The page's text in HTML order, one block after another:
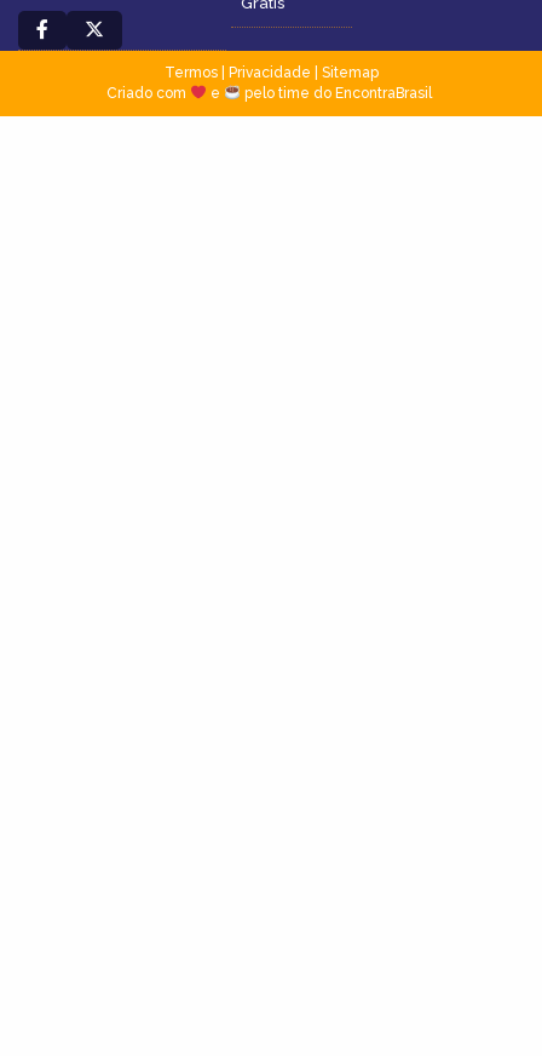
Termos| Privacidade
Sitemap
Criado com
e pelo time do EncontraBrasil